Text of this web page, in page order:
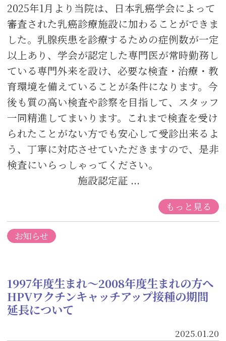
2025年1月より当院は、日本乳癌学会によって
審査された乳癌診療施設に加わることができま
した。乳腺疾患を診療するための症例数が一定
以上あり、学会が認定した専門医が常時勤務し
ている専門外来を設け、必要な検査・治療・教
育環境を備えていることが条件になります。今
後も質の高い検査や診察を目指して、スタッフ
一同精進してまいります。これまで検査を受け
られたことがない方でも安心して受診出来るよ
う、丁寧に対応させていただきますので、是非
検査にいらっしゃってください。
施設認定証 ...
もっと見る
お知らせ
1997年度生まれ～2008年度生まれの方へ
HPVワクチンキャッチアップ接種の期間
延長について
2025.01.20